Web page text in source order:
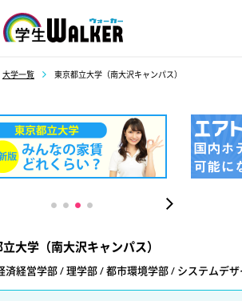
大学一覧 東京都立大学（南大沢キャンパス）
大学（南大沢キャンパス）
済経営学部 / 理学部 / 都市環境学部 / システムデ